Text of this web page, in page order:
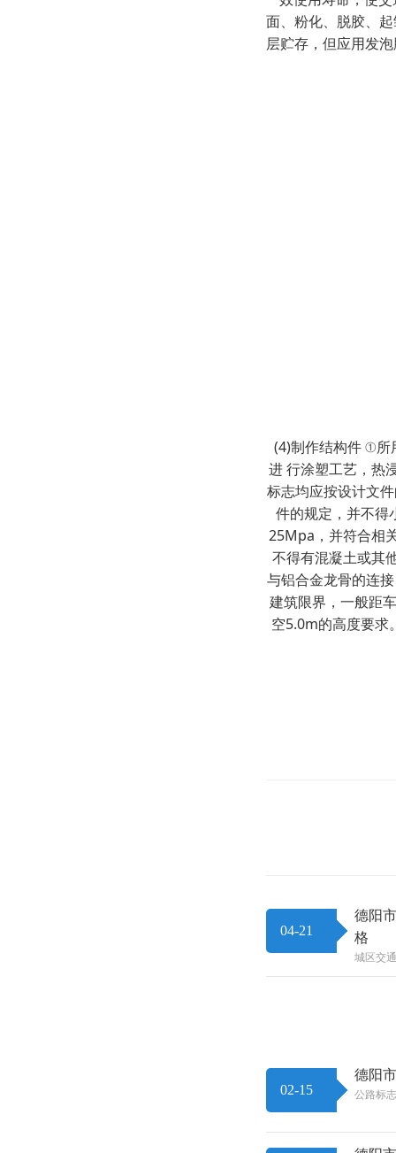
面、粉化、脱胶、
层贮存，但应用发
(4)制作结构件 ①所
进 行涂塑工艺，热
标志均应按设计文
件的规定，并不得
25Mpa，并符合相
不得有混凝土或其
与铝合金龙骨的连
建筑限界，一般距
空5.0m的高度要求
04-21
德阳
格
城区交
02-15
德阳
公路标